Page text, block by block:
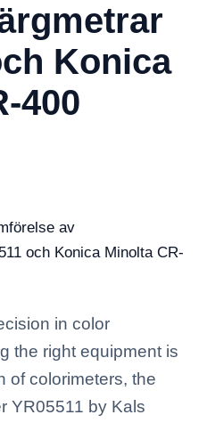
Konica
400
in color
the right equipment is
of colorimeters, the
YR05511 by Kals